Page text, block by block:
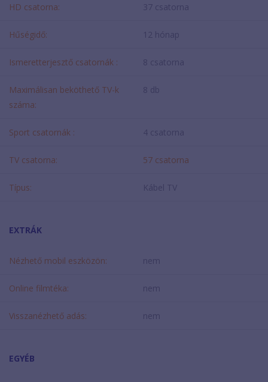
HD csatorna: 37 csatorna
Hűségidő: 12 hónap
Ismeretterjesztő csatornák : 8 csatorna
Maximálisan beköthető TV-k
száma:
8 db
Sport csatornák : 4 csatorna
TV csatorna: 57 csatorna
Típus: Kábel TV
EXTRÁK
Nézhető mobil eszközön: nem
Online filmtéka: nem
Visszanézhető adás: nem
EGYÉB